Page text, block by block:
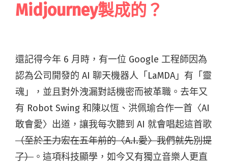
Midjourney製成的？
還記得今年 6 月時，有一位 Google 工程師因為
認為公司開發的 AI 聊天機器人「LaMDA」有「靈
魂」，並且對外洩漏對話機密而被革職。去年又
有 Robot Swing 和陳以恆、洪佩瑜合作一首〈AI
敢會愛〉出道，讓我每次聽到 AI 就會唱起這首歌
（至於王力宏在五年前的〈A.I.愛〉我們就先別提
了） 。這項科技顯學，如今又有獨立音樂人更直